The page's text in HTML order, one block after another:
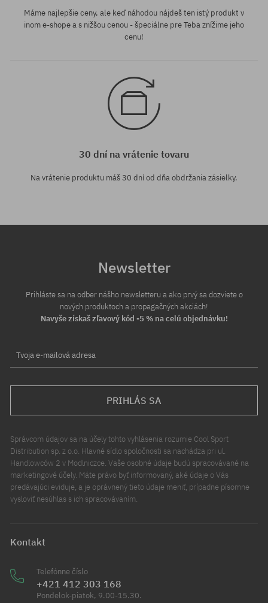
Máme najlepšie ceny, ale keď náhodou nájdeš ten istý produkt v
inom e-shope a s nižšou cenou - špeciálne pre Teba znížime jeho
cenu!
30 dní na vrátenie tovaru
Na vrátenie produktu máš 30 dní od dňa obdržania zásielky.
Newsletter
Prihláste sa na odber nášho newsletteru a ako prvý sa dozviete o
nových produktoch a propagačných akciách!
Navyše získaš zľavový kód -5 % na celú objednávku!
Tvoja e-mailová adresa
PRIHLÁS SA
Správcom údajov sa na účely tohto vyhlásenia rozumie Cool Sport
Distribution sp. z o.o. Hlavné sídlo spoločnosti sa nachádza pri ul.
Handlowców 2 v Modlniczce. Vaše osobné údaje budú spracovávané na
marketingové účely. Máte právo byť informovaný, aké údaje o Vás
predávajúci eviduje, a je oprávnený tieto údaje meniť, prípadne písomne
vysloviť nesúhlas s ich spracovávaním.
Kontakt
Telefónne číslo
+421 412 303 168
Pondelok-piatok, 9.00-15.30.